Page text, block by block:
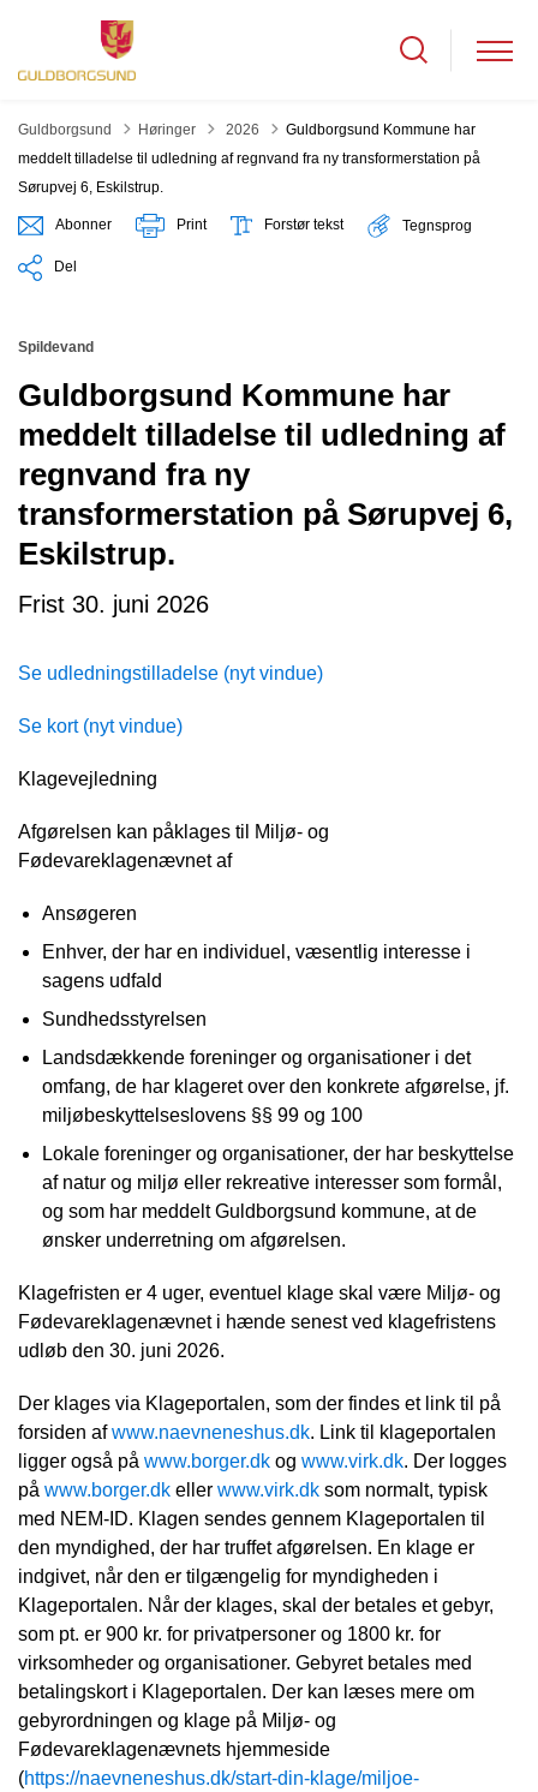
Guldborgsund Høringer Tilbage til
2026
Guldborgsund Kommune har
meddelt tilladelse til udledning af regnvand fra ny transformerstation på
Sørupvej 6, Eskilstrup.
Abonner Print Forstør tekst Tegnsprog
Del
Spildevand
Guldborgsund Kommune har
meddelt tilladelse til udledning af
regnvand fra ny
transformerstation på Sørupvej 6,
Eskilstrup.
Frist 30. juni 2026
Se udledningstilladelse (nyt vindue)
Se kort (nyt vindue)
Klagevejledning
Afgørelsen kan påklages til Miljø- og
Fødevareklagenævnet af
Ansøgeren
Enhver, der har en individuel, væsentlig interesse i
sagens udfald
Sundhedsstyrelsen
Landsdækkende foreninger og organisationer i det
omfang, de har klageret over den konkrete afgørelse, jf.
miljøbeskyttelseslovens §§ 99 og 100
Lokale foreninger og organisationer, der har beskyttelse
af natur og miljø eller rekreative interesser som formål,
og som har meddelt Guldborgsund kommune, at de
ønsker underretning om afgørelsen.
Klagefristen er 4 uger, eventuel klage skal være Miljø- og
Fødevareklagenævnet i hænde senest ved klagefristens
udløb den 30. juni 2026.
Der klages via Klageportalen, som der findes et link til på
forsiden afwww.naevneneshus.dk. Link til klageportalen
ligger også på www.borger.dk og www.virk.dk. Der logges
på www.borger.dk eller www.virk.dk som normalt, typisk
med NEM-ID. Klagen sendes gennem Klageportalen til
den myndighed, der har truffet afgørelsen. En klage er
indgivet, når den er tilgængelig for myndigheden i
Klageportalen. Når der klages, skal der betales et gebyr,
som pt. er 900 kr. for privatpersoner og 1800 kr. for
virksomheder og organisationer. Gebyret betales med
betalingskort i Klageportalen. Der kan læses mere om
gebyrordningen og klage på Miljø- og
Fødevareklagenævnets hjemmeside
(https://naevneneshus.dk/start-din-klage/miljoe-